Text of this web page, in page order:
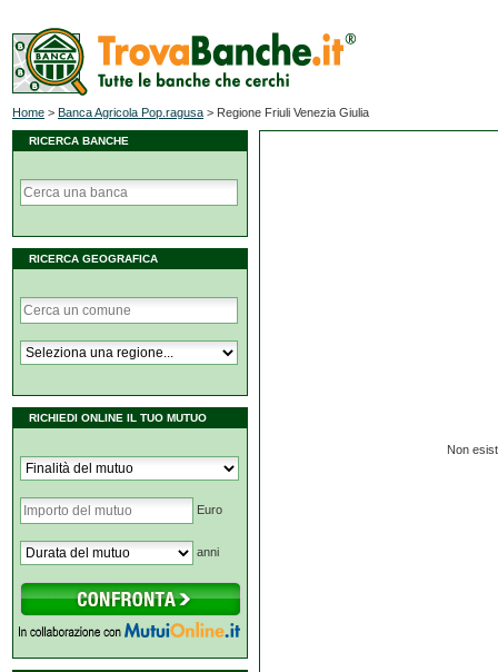
Home > Banca Agricola Pop.ragusa > Regione Friuli Venezia Giulia
RICERCA BANCHE
RICERCA GEOGRAFICA
RICHIEDI ONLINE IL TUO MUTUO
Euro
anni
Non